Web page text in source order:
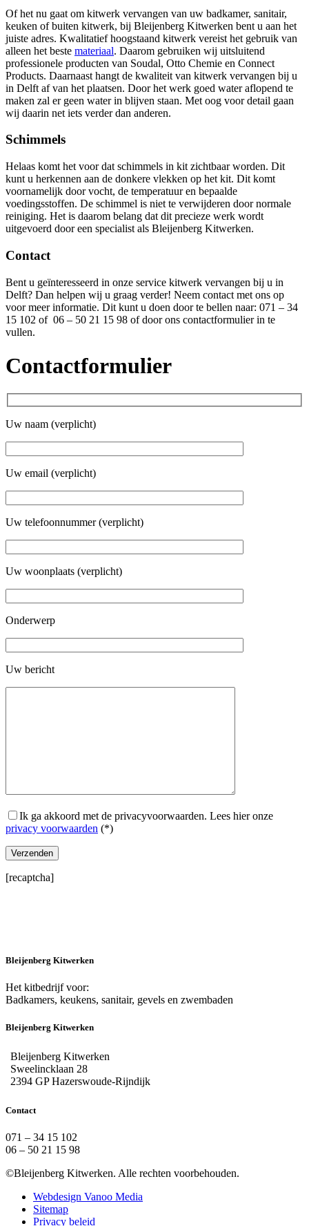
Of het nu gaat om kitwerk vervangen van uw badkamer, sanitair,
keuken of buiten kitwerk, bij Bleijenberg Kitwerken bent u aan het
juiste adres. Kwalitatief hoogstaand kitwerk vereist het gebruik van
alleen het beste materiaal. Daarom gebruiken wij uitsluitend
professionele producten van Soudal, Otto Chemie en Connect
Products. Daarnaast hangt de kwaliteit van kitwerk vervangen bij u
in Delft af van het plaatsen. Door het werk goed water aflopend te
maken zal er geen water in blijven staan. Met oog voor detail gaan
wij daarin net iets verder dan anderen.
Schimmels
Helaas komt het voor dat schimmels in kit zichtbaar worden. Dit
kunt u herkennen aan de donkere vlekken op het kit. Dit komt
voornamelijk door vocht, de temperatuur en bepaalde
voedingsstoffen. De schimmel is niet te verwijderen door normale
reiniging. Het is daarom belang dat dit precieze werk wordt
uitgevoerd door een specialist als Bleijenberg Kitwerken.
Contact
Bent u geïnteresseerd in onze service kitwerk vervangen bij u in
Delft? Dan helpen wij u graag verder! Neem contact met ons op
voor meer informatie. Dit kunt u doen door te bellen naar: 071 – 34
15 102 of 06 – 50 21 15 98 of door ons contactformulier in te
vullen.
Contactformulier
Uw naam (verplicht)
Uw email (verplicht)
Uw telefoonnummer (verplicht)
Uw woonplaats (verplicht)
Onderwerp
Uw bericht
Ik ga akkoord met de privacyvoorwaarden. Lees hier onze
privacy voorwaarden (*)
[recaptcha]
Bleijenberg Kitwerken
Het kitbedrijf voor:
Badkamers, keukens, sanitair, gevels en zwembaden
Bleijenberg Kitwerken
Bleijenberg Kitwerken
Sweelincklaan 28
2394 GP Hazerswoude-Rijndijk
Contact
071 – 34 15 102
06 – 50 21 15 98
©Bleijenberg Kitwerken. Alle rechten voorbehouden.
Webdesign Vanoo Media
Sitemap
Privacy beleid